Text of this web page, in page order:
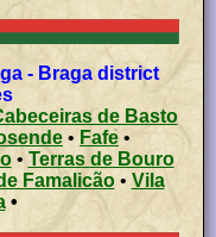
- Braga district
de Basto
• Fafe •
•
Terras de Bouro
de Famalicão• Vila
•